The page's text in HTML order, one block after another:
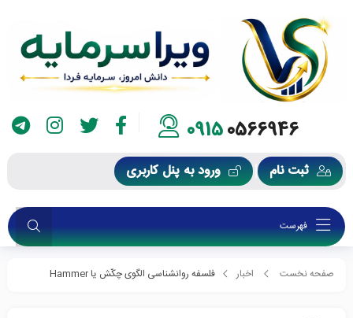
09150566946
ثبت نام ورود به پنل کاربری
فهرست
صفحه نخست اخبار فلسفه روانشناسی الگوی چکّش یا Hammer